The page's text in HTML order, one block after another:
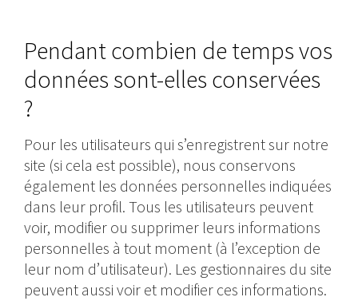
Pendant combien de temps vos
données sont-elles conservées
?
Pour les utilisateurs qui s’enregistrent sur notre
site (si cela est possible), nous conservons
également les données personnelles indiquées
dans leur profil. Tous les utilisateurs peuvent
voir, modifier ou supprimer leurs informations
personnelles à tout moment (à l’exception de
leur nom d’utilisateur). Les gestionnaires du site
peuvent aussi voir et modifier ces informations.